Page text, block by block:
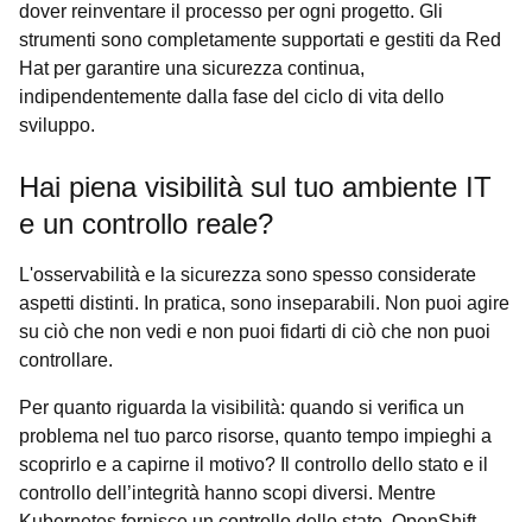
dover reinventare il processo per ogni progetto. Gli
strumenti sono completamente supportati e gestiti da Red
Hat per garantire una sicurezza continua,
indipendentemente dalla fase del ciclo di vita dello
sviluppo.
Hai piena visibilità sul tuo ambiente IT
e un controllo reale?
L'osservabilità e la sicurezza sono spesso considerate
aspetti distinti. In pratica, sono inseparabili. Non puoi agire
su ciò che non vedi e non puoi fidarti di ciò che non puoi
controllare.
Per quanto riguarda la visibilità: quando si verifica un
problema nel tuo parco risorse, quanto tempo impieghi a
scoprirlo e a capirne il motivo? Il controllo dello stato e il
controllo dell’integrità hanno scopi diversi. Mentre